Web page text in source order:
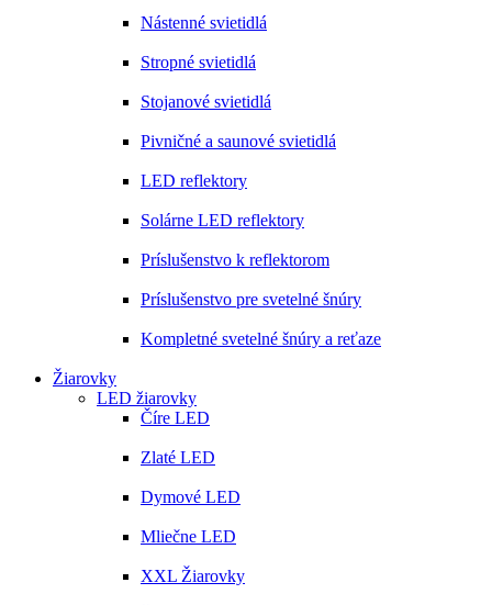
Nástenné svietidlá
Stropné svietidlá
Stojanové svietidlá
Pivničné a saunové svietidlá
LED reflektory
Solárne LED reflektory
Príslušenstvo k reflektorom
Príslušenstvo pre svetelné šnúry
Kompletné svetelné šnúry a reťaze
Žiarovky
LED žiarovky
Číre LED
Zlaté LED
Dymové LED
Mliečne LED
XXL Žiarovky